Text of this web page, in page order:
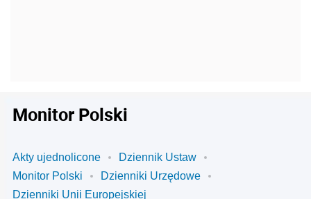
Monitor Polski
Akty ujednolicone
Dziennik Ustaw
Monitor Polski
Dzienniki Urzędowe
Dzienniki Unii Europejskiej